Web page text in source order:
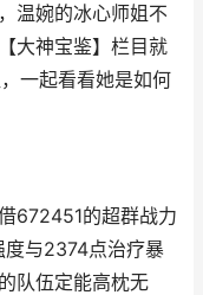
温婉的冰心师姐不
大神宝鉴】栏目就
一起看看她是如何
672451的超群战力
与2374点治疗暴
队伍定能高枕无